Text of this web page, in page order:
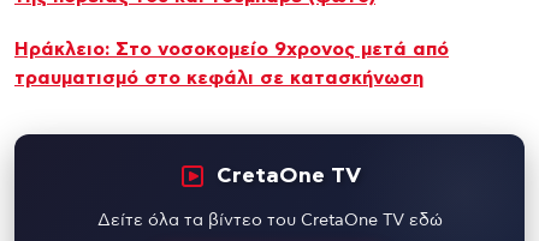
Ηράκλειο: Στο νοσοκομείο 9χρονος μετά από
τραυματισμό στο κεφάλι σε κατασκήνωση
CretaOne TV
Δείτε όλα τα βίντεο του CretaOne TV εδώ